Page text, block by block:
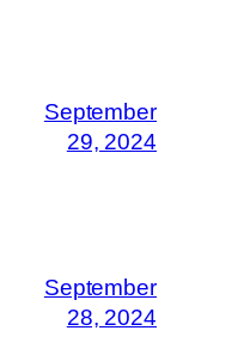
September
29, 2024
September
28, 2024